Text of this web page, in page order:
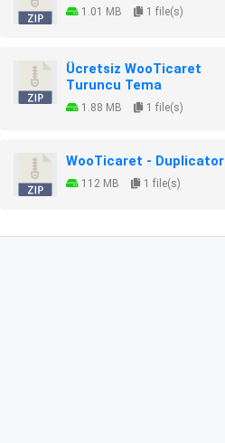
1.01 MB 1 file(s)
Ücretsiz WooTicaret
Turuncu Tema
1.88 MB 1 file(s)
WooTicaret - Duplicator
112 MB 1 file(s)